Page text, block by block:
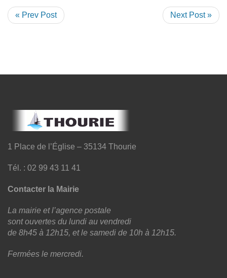
« Prev Post Next Post »
1 Place de l’Église – 35134 Thourie
Tél. : 02 99 43 11 41
Contacter la Mairie
La mairie et l’agence postale
sont ouvertes du lundi au vendredi
de 8h45 à 12h15, et le samedi de 10h à 12h15.
Fermées le mercredi.